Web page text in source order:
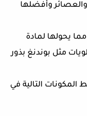
وأفضلها
يحولها لمادة
مثل بوندنغ بذور
المكونات التالية في